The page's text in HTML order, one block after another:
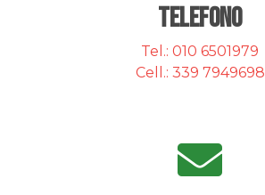
telefono
Tel.: 010 6501979
Cell.: 339 7949698